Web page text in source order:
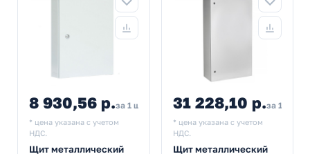
8 930,56 р.за 1 шт
* цена указана с учетом
НДС.
Щит металлический
31 228,10 р.за 1 шт
* цена указана с учетом
НДС.
Щит металлический